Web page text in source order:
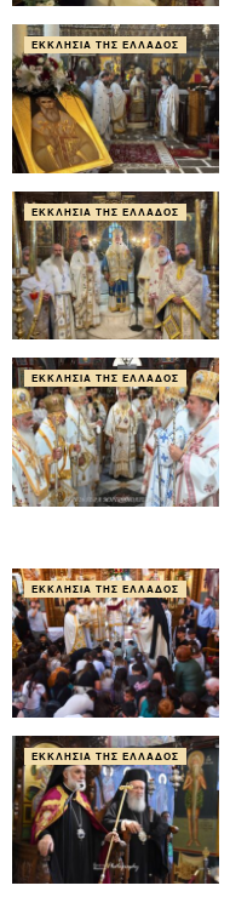
ΕΚΚΛΗΣΊΑ ΤΗΣ ΕΛΛΆΔΟΣ
ΕΚΚΛΗΣΊΑ ΤΗΣ ΕΛΛΆΔΟΣ
ΕΚΚΛΗΣΊΑ ΤΗΣ ΕΛΛΆΔΟΣ
ΕΚΚΛΗΣΊΑ ΤΗΣ ΕΛΛΆΔΟΣ
ΕΚΚΛΗΣΊΑ ΤΗΣ ΕΛΛΆΔΟΣ